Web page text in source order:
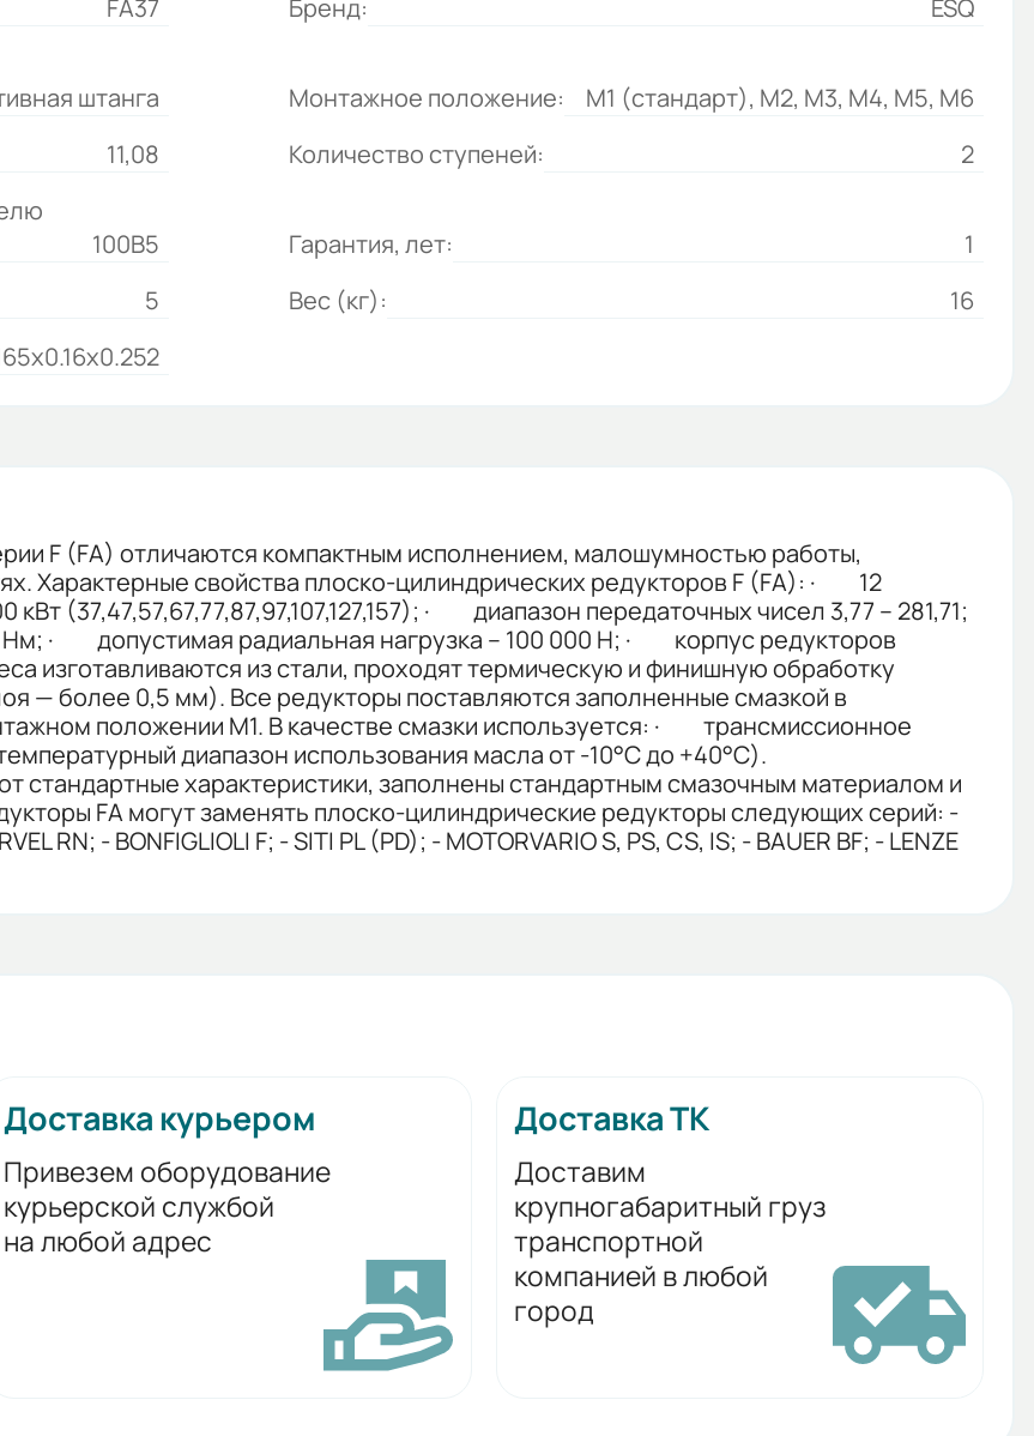
FA37 Бренд:
ESQ
штанга Монтажное положение:
M1 (стандарт), M2, M3, M4, M5, M6
11,08 Количество ступеней:
2
100B5 Гарантия, лет:
1
5 Вес (кг):
16
F (FA) отличаются компактным исполнением, малошумностью работы,
Характерные свойства плоско-цилиндрических редукторов F (FA): · 12
(37,47,57,67,77,87,97,107,127,157); · диапазон передаточных чисел 3,77 – 281,71;
· допустимая радиальная нагрузка – 100 000 Н; · корпус редукторов
изготавливаются из стали, проходят термическую и финишную обработку
— более 0,5 мм). Все редукторы поставляются заполненные смазкой в
положении M1. В качестве смазки используется: · трансмиссионное
диапазон использования масла от -10°C до +40°C).
стандартные характеристики, заполнены стандартным смазочным материалом и
FA могут заменять плоско-цилиндрические редукторы следующих серий: -
RN; - BONFIGLIOLI F; - SITI PL (PD); - MOTORVARIO S, PS, CS, IS; - BAUER BF; - LENZE
Доставка курьером
Привезем оборудование
курьерской службой
на любой адрес
Доставка ТК
Доставим
крупногабаритный груз
транспортной
компанией в любой
город